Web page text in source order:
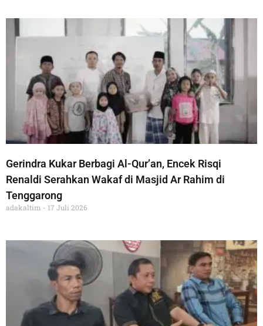
Gerindra Kukar Berbagi Al-Qur’an, Encek Risqi
Renaldi Serahkan Wakaf di Masjid Ar Rahim di
Tenggarong
adakaltim 17 Juli 2026